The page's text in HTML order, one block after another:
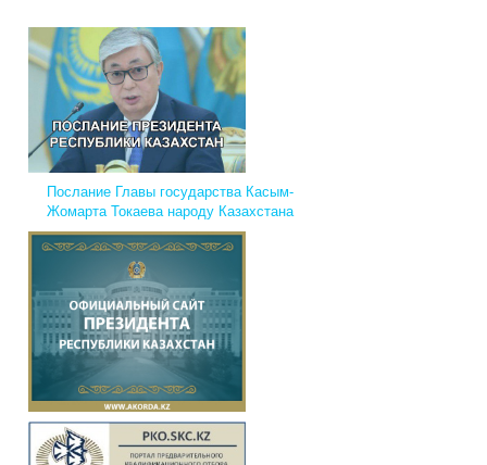
Послание Главы государства Касым-
Жомарта Токаева народу Казахстана